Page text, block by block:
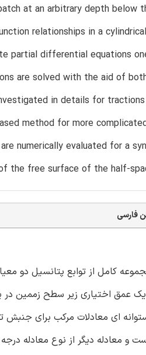
at an arbitrary depth below
relationships in a
partial differential equations
are solved with the aid of
in details for
method for more
numerically evaluated for a
the free surface of the half-
فارسی
کامل از توابع پتانسیل دو
عمق اختیاری زیر سطح زممین در
ای معادلات مرکب برای جنبش
و معادله دیگر از نوع معادله